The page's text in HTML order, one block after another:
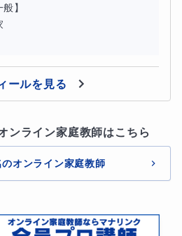
】
ールを見る
ンライン家庭教師はこちら
オンライン家庭教師